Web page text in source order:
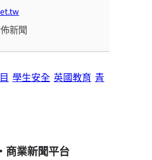
新聞
學生安全 英國教育 青
商業新聞平台